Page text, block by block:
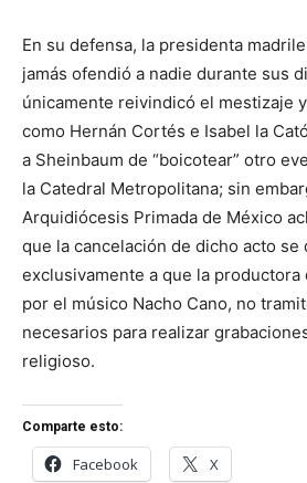
En su defensa, la presidenta
jamás ofendió a nadie durante sus
únicamente reivindicó el mestizaje
como Hernán Cortés e Isabel la
a Sheinbaum de “boicotear” otro
la Catedral Metropolitana; sin
Arquidiócesis Primada de México
que la cancelación de dicho acto se
exclusivamente a que la
por el músico Nacho Cano, no
necesarios para realizar
religioso.
Comparte esto:
Facebook X